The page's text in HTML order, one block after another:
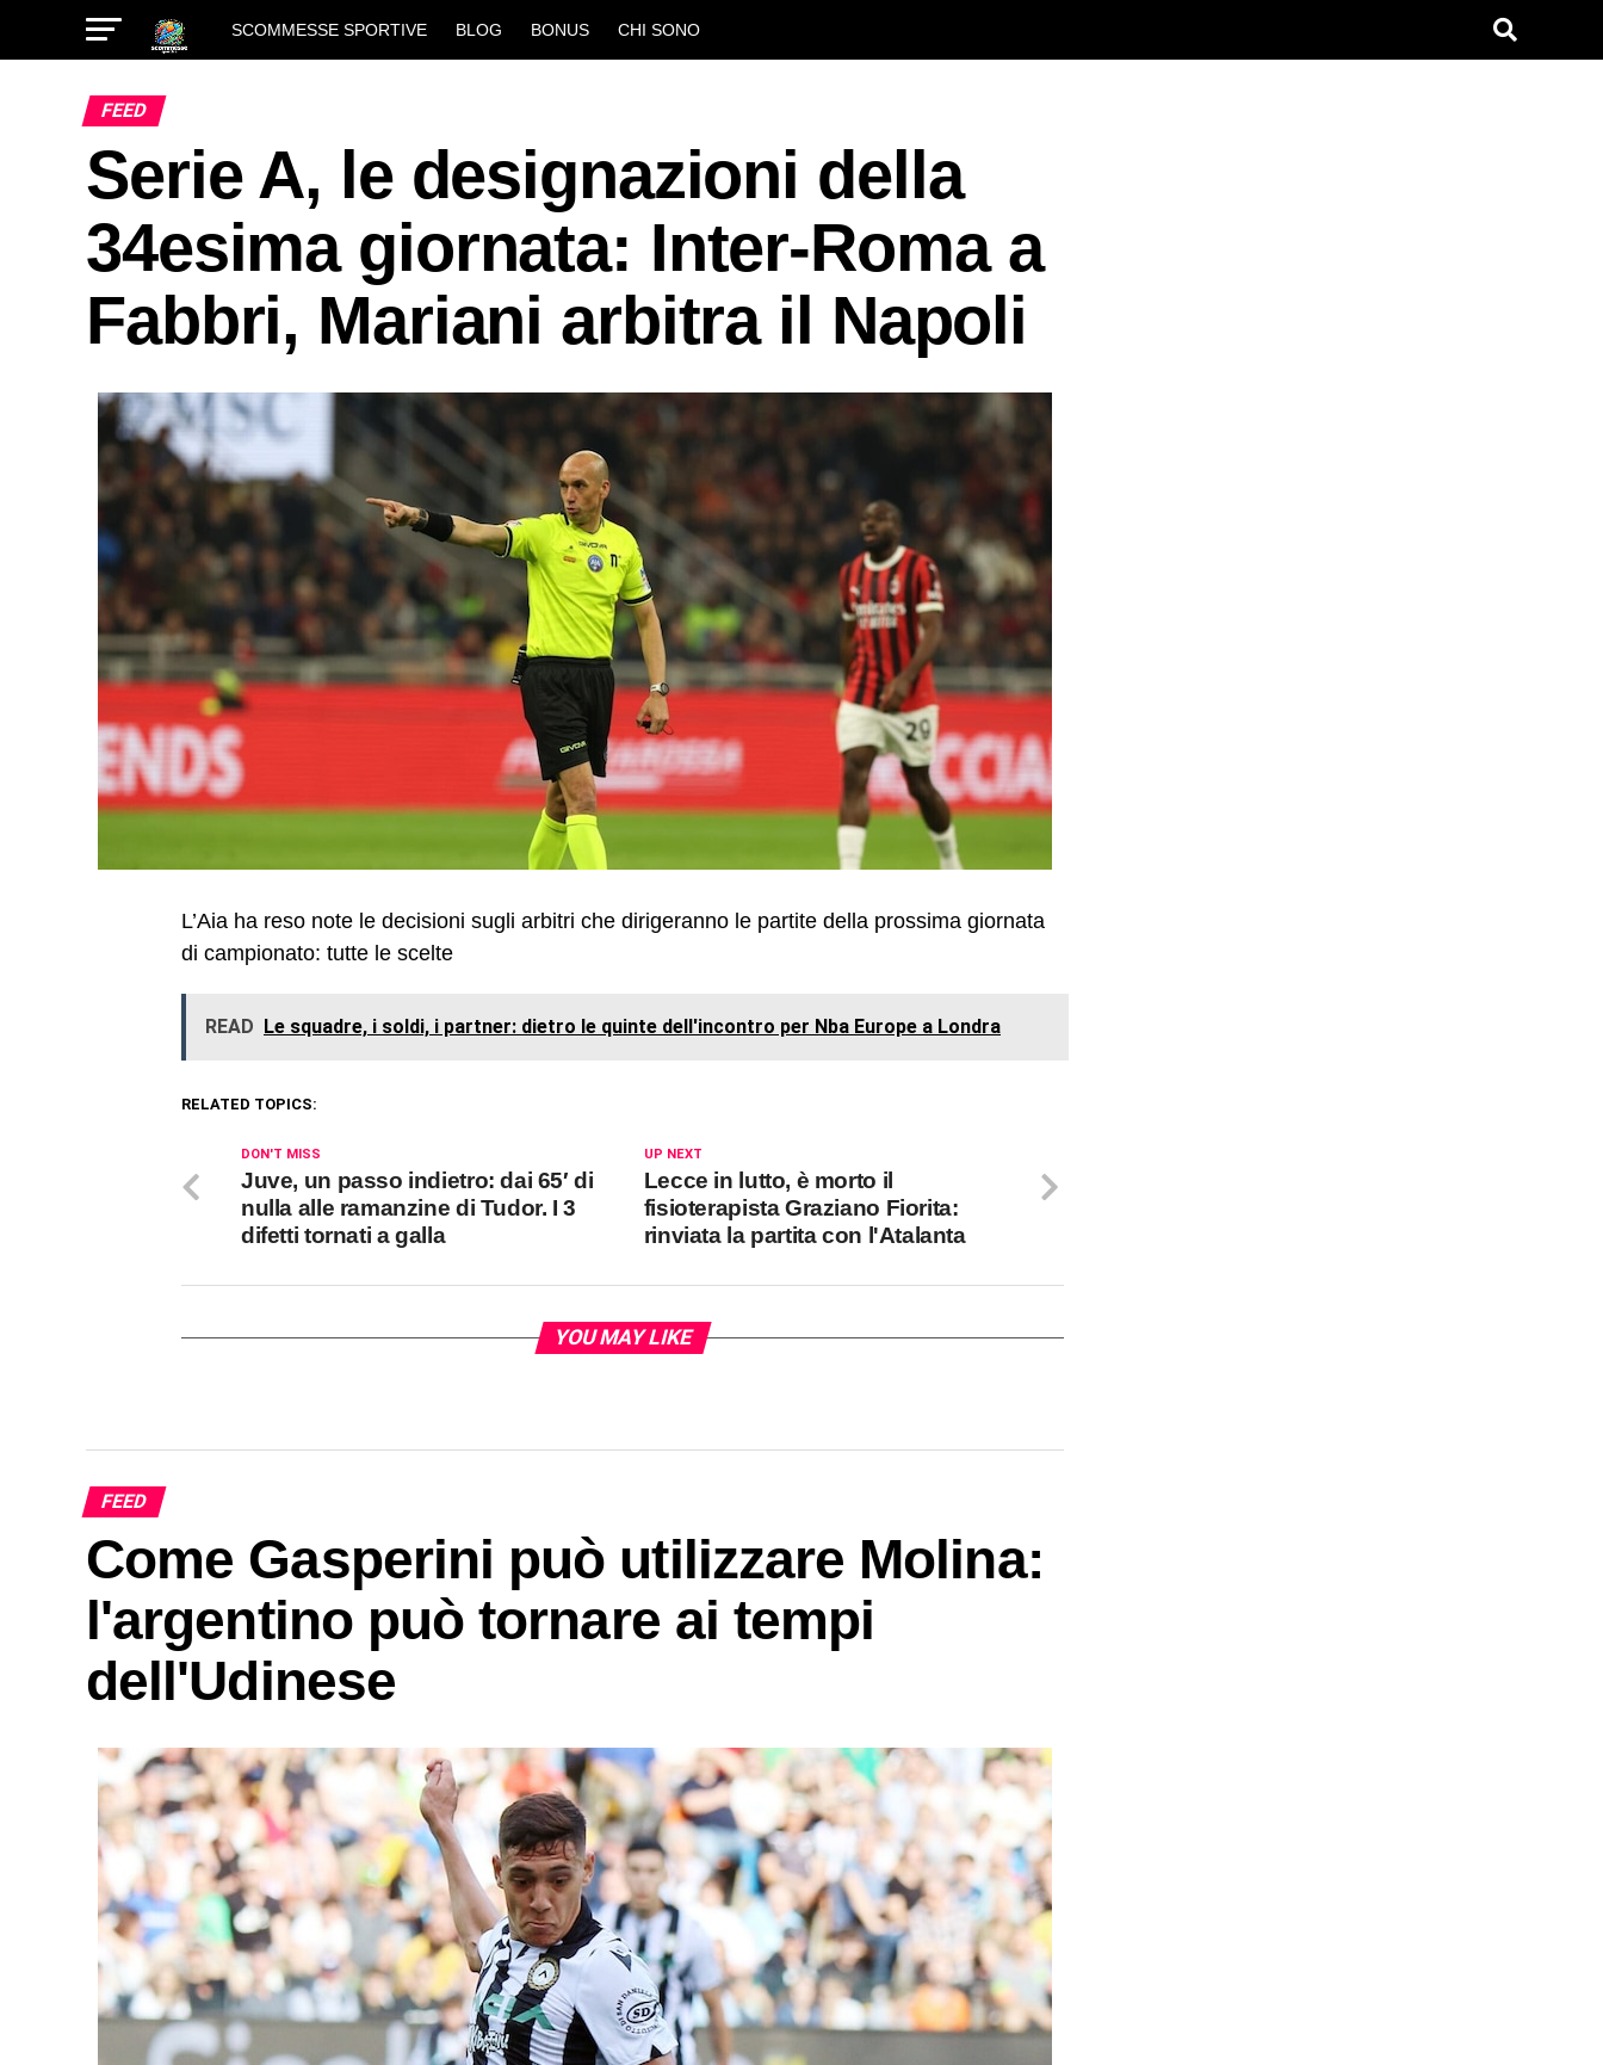
SCOMMESSE SPORTIVE BLOG BONUS CHI SONO
FEED
Serie A, le designazioni della
34esima giornata: Inter-Roma a
Fabbri, Mariani arbitra il Napoli
L’Aia ha reso note le decisioni sugli arbitri che dirigeranno le partite della prossima giornata
di campionato: tutte le scelte
READ Le squadre, i soldi, i partner: dietro le quinte dell'incontro per Nba Europe a Londra
RELATED TOPICS:
UP NEXT
Lecce in lutto, è morto il
fisioterapista Graziano Fiorita:
rinviata la partita con l'Atalanta
DON'T MISS
Juve, un passo indietro: dai 65′ di
nulla alle ramanzine di Tudor. I 3
difetti tornati a galla
YOU MAY LIKE
FEED
Come Gasperini può utilizzare Molina:
l'argentino può tornare ai tempi
dell'Udinese